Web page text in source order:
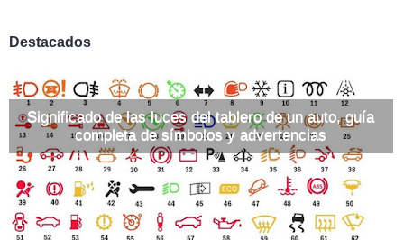
Destacados
Significado de las luces del tablero de un auto, guía
completa de símbolos y advertencias